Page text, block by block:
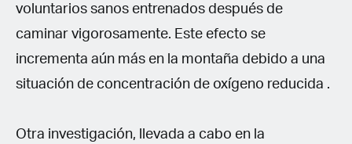
voluntarios sanos entrenados después de
caminar vigorosamente. Este efecto se
incrementa aún más en la montaña debido a una
situación de concentración de oxígeno reducida .
Otra investigación, llevada a cabo en la